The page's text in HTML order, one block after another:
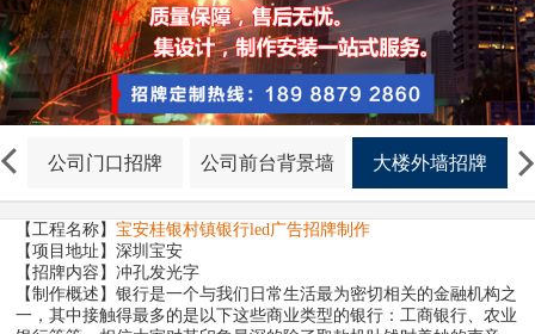
公司门口招牌 公司前台背景墙 大楼外墙招牌
【工程名称】宝安桂银村镇银行led广告招牌制作
【项目地址】深圳宝安
【招牌内容】冲孔发光字
【制作概述】银行是一个与我们日常生活最为密切相关的金融机构之
一，其中接触得最多的是以下这些商业类型的银行：工商银行、农业